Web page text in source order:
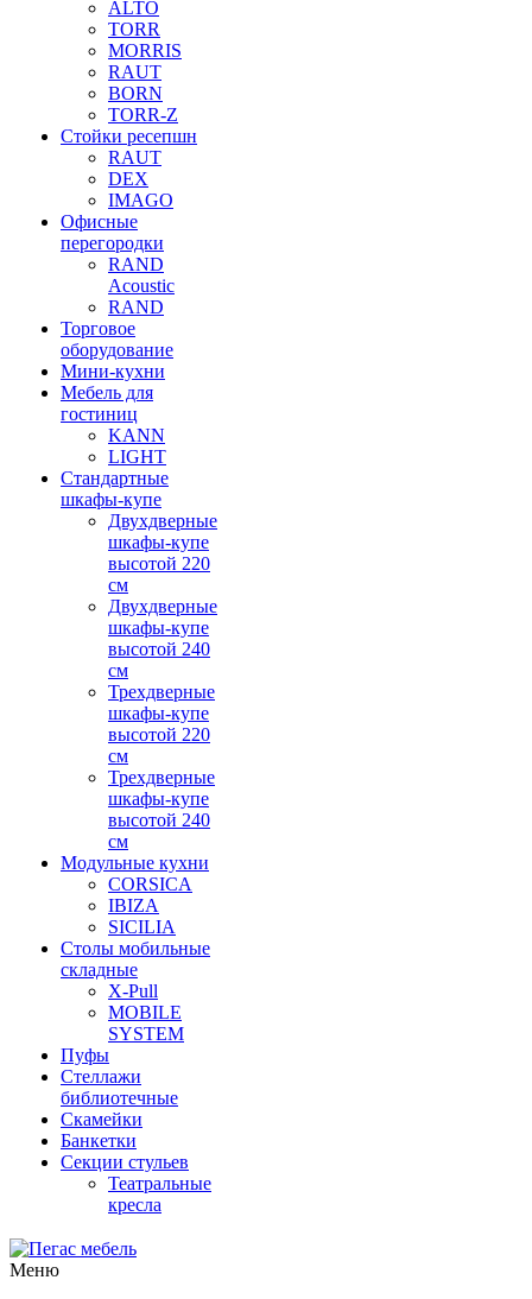
ALTO
TORR
MORRIS
RAUT
BORN
TORR-Z
Стойки ресепшн
RAUT
DEX
IMAGO
Офисные
перегородки
RAND
Acoustic
RAND
Торговое
оборудование
Мини-кухни
Мебель для
гостиниц
KANN
LIGHT
Стандартные
шкафы-купе
Двухдверные
шкафы-купе
высотой 220
см
Двухдверные
шкафы-купе
высотой 240
см
Трехдверные
шкафы-купе
высотой 220
см
Трехдверные
шкафы-купе
высотой 240
см
Модульные кухни
CORSICA
IBIZA
SICILIA
Столы мобильные
складные
X-Pull
MOBILE
SYSTEM
Пуфы
Стеллажи
библиотечные
Скамейки
Банкетки
Секции стульев
Театральные
кресла
Меню